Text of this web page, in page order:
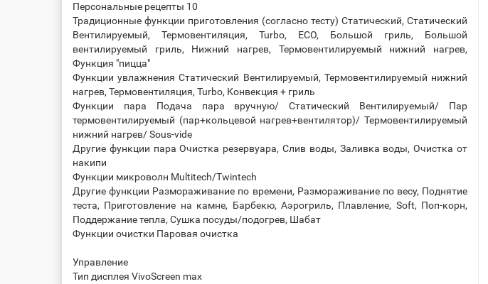
Персональные рецепты 10
Традиционные функции приготовления (согласно тесту) Статический, Статический
Вентилируемый, Термовентиляция, Turbo, ECO, Большой гриль, Большой
вентилируемый гриль, Нижний нагрев, Термовентилируемый нижний нагрев,
Функция "пицца"
Функции увлажнения Статический Вентилируемый, Термовентилируемый нижний
нагрев, Термовентиляция, Turbo, Конвекция + гриль
Функции пара Подача пара вручную/ Статический Вентилируемый/ Пар
термовентилируемый (пар+кольцевой нагрев+вентилятор)/ Термовентилируемый
нижний нагрев/ Sous-vide
Другие функции пара Очистка резервуара, Слив воды, Заливка воды, Очистка от
накипи
Функции микроволн Multitech/Twintech
Другие функции Размораживание по времени, Размораживание по весу, Поднятие
теста, Приготовление на камне, Барбекю, Аэрогриль, Плавление, Soft, Поп-корн,
Поддержание тепла, Сушка посуды/подогрев, Шабат
Функции очистки Паровая очистка
Управление
Тип дисплея VivoScreen max